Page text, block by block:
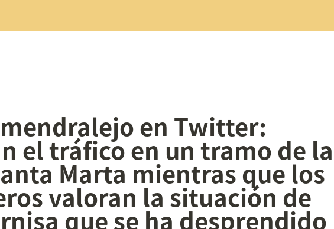
en Twitter:
el tráfico en un tramo de la
Marta mientras que los
valoran la situación de
que se ha desprendido